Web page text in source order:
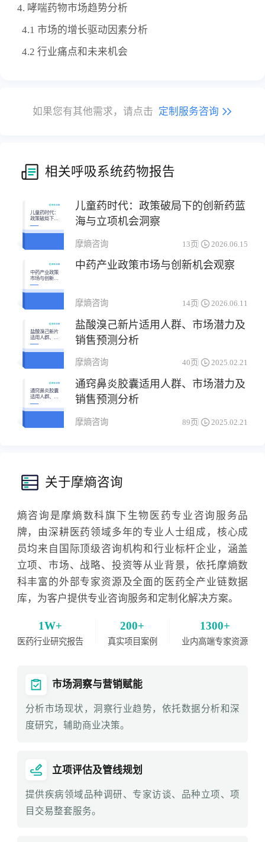
4. 哮喘药物市场趋势分析
4.1 市场的增长驱动因素分析
4.2 行业痛点和未来机会
如果您有其他需求，请点击 定制服务咨询
相关呼吸系统药物报告
儿童药时代：
政策破局下的
创新药蓝海与
立项机会洞察
儿童药时代：政策破局下的创新药蓝
海与立项机会洞察
摩熵咨询 13页 2026.06.15
中药产业政策
市场与创新机
会观察
中药产业政策市场与创新机会观察
摩熵咨询 14页 2026.06.11
盐酸溴己新片
适用人群、市
场潜力及销售
预测分析
盐酸溴己新片适用人群、市场潜力及
销售预测分析
摩熵咨询 40页 2025.02.21
通窍鼻炎胶囊
适用人群、市
场潜力及销售
预测分析
通窍鼻炎胶囊适用人群、市场潜力及
销售预测分析
摩熵咨询 89页 2025.02.21
关于摩熵咨询
熵咨询是摩熵数科旗下生物医药专业咨询服务品
牌，由深耕医药领域多年的专业人士组成，核心成
员均来自国际顶级咨询机构和行业标杆企业，涵盖
立项、市场、战略、投资等从业背景，依托摩熵数
科丰富的外部专家资源及全面的医药全产业链数据
库，为客户提供专业咨询服务和定制化解决方案。
1W+
医药行业研究报告
200+
真实项目案例
1300+
业内高端专家资源
市场洞察与营销赋能
分析市场现状，洞察行业趋势，依托数据分析和深
度研究，辅助商业决策。
立项评估及管线规划
提供疾病领域品种调研、专家访谈、品种立项、项
目交易整套服务。